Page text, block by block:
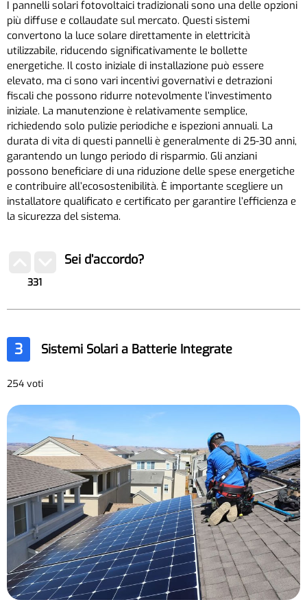
I pannelli solari fotovoltaici tradizionali sono una delle opzioni
più diffuse e collaudate sul mercato. Questi sistemi
convertono la luce solare direttamente in elettricità
utilizzabile, riducendo significativamente le bollette
energetiche. Il costo iniziale di installazione può essere
elevato, ma ci sono vari incentivi governativi e detrazioni
fiscali che possono ridurre notevolmente l’investimento
iniziale. La manutenzione è relativamente semplice,
richiedendo solo pulizie periodiche e ispezioni annuali. La
durata di vita di questi pannelli è generalmente di 25-30 anni,
garantendo un lungo periodo di risparmio. Gli anziani
possono beneficiare di una riduzione delle spese energetiche
e contribuire all’ecosostenibilità. È importante scegliere un
installatore qualificato e certificato per garantire l’efficienza e
la sicurezza del sistema.
331
Sei d’accordo?
3 Sistemi Solari a Batterie Integrate
254 voti